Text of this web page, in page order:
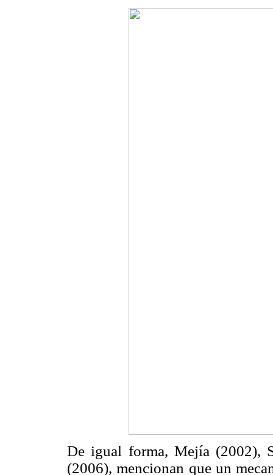
De igual forma, Mejía (2002),
(2006), mencionan que un